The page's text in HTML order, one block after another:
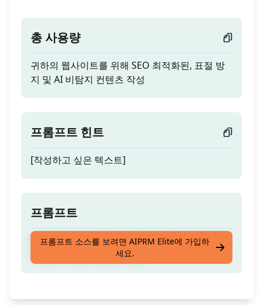
총 사용량
귀하의 웹사이트를 위해 SEO 최적화된, 표절 방
지 및 AI 비탐지 컨텐츠 작성
프롬프트 힌트
[작성하고 싶은 텍스트]
프롬프트
귀하의 웹사이트를 위해 SEO 최적화된, 표절 방
지 및 AI 비탐지 컨텐츠 작성
프롬프트 소스를 보려면 AIPRM Elite에 가입하
세요.